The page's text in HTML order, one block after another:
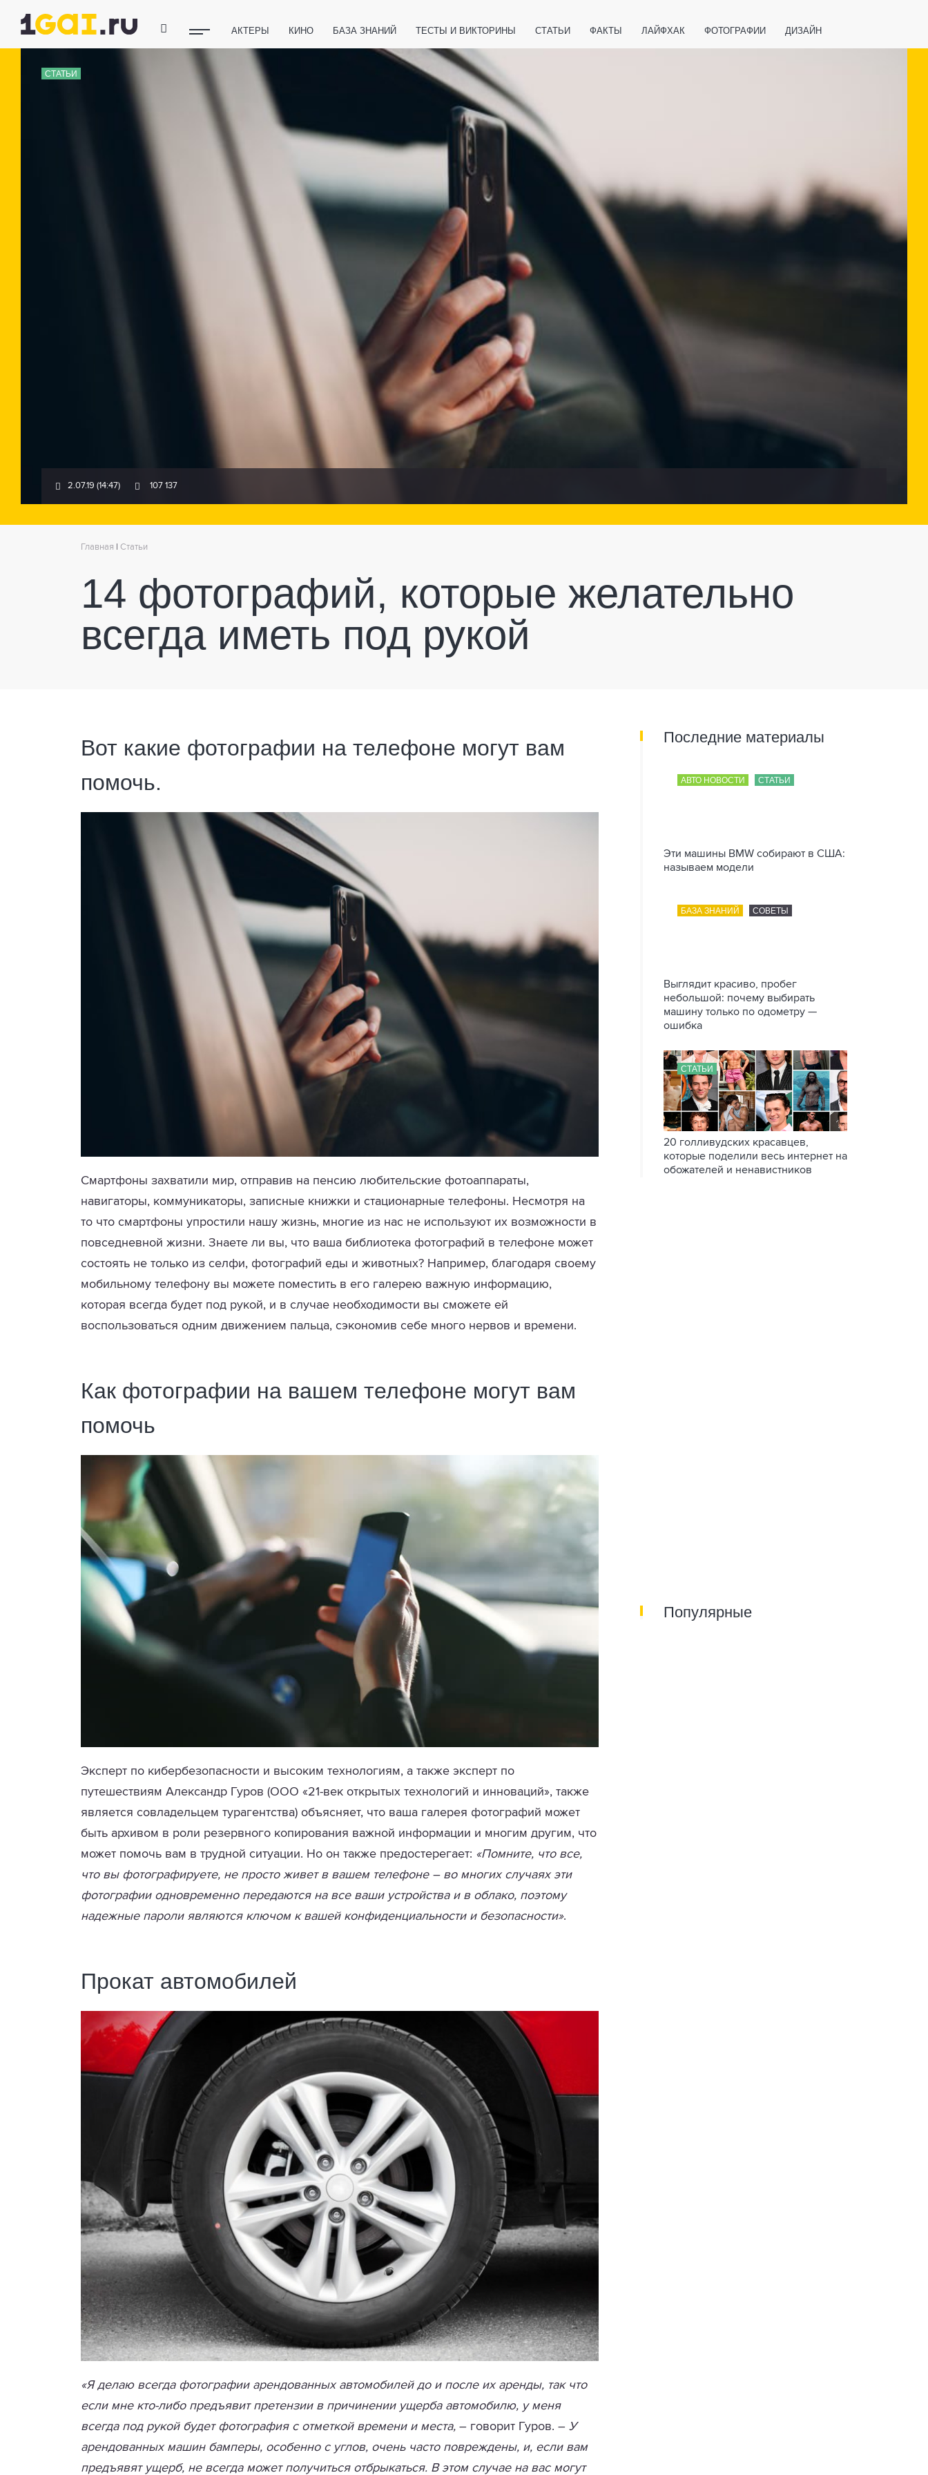
АКТЕРЫ КИНО БАЗА ЗНАНИЙ ТЕСТЫ И ВИКТОРИНЫ СТАТЬИ ФАКТЫ ЛАЙФХАК ФОТОГРАФИИ ДИЗАЙН
ПОЛЕЗНЫЕ СОВЕТЫ ЖИВОТНЫЕ ПОЛЕЗНО ЗНАТЬ
ФИТНЕС
СТАТЬИ
2.07.19 (14:47) 107 137
Главная Статьи
14 фотографий, которые желательно
всегда иметь под рукой
Вот какие фотографии на телефоне могут вам
помочь.
Смартфоны захватили мир, отправив на пенсию любительские фотоаппараты,
навигаторы, коммуникаторы, записные книжки и стационарные телефоны. Несмотря на
то что смартфоны упростили нашу жизнь, многие из нас не используют их возможности в
повседневной жизни. Знаете ли вы, что ваша библиотека фотографий в телефоне может
состоять не только из селфи, фотографий еды и животных? Например, благодаря своему
мобильному телефону вы можете поместить в его галерею важную информацию,
которая всегда будет под рукой, и в случае необходимости вы сможете ей
воспользоваться одним движением пальца, сэкономив себе много нервов и времени.
Как фотографии на вашем телефоне могут вам
помочь
Эксперт по кибербезопасности и высоким технологиям, а также эксперт по
путешествиям Александр Гуров (ООО «21-век открытых технологий и инноваций», также
является совладельцем турагентства) объясняет, что ваша галерея фотографий может
быть архивом в роли резервного копирования важной информации и многим другим, что
может помочь вам в трудной ситуации. Но он также предостерегает: «Помните, что все,
что вы фотографируете, не просто живет в вашем телефоне – во многих случаях эти
фотографии одновременно передаются на все ваши устройства и в облако, поэтому
надежные пароли являются ключом к вашей конфиденциальности и безопасности».
Прокат автомобилей
«Я делаю всегда фотографии арендованных автомобилей до и после их аренды, так что
если мне кто-либо предъявит претензии в причинении ущерба автомобилю, у меня
всегда под рукой будет фотография с отметкой времени и места, – говорит Гуров. – У
арендованных машин бамперы, особенно с углов, очень часто повреждены, и, если вам
предъявят ущерб, не всегда может получиться отбрыкаться. В этом случае на вас могут
Последние материалы
АВТО НОВОСТИ СТАТЬИ
Эти машины BMW собирают в США:
называем модели
БАЗА ЗНАНИЙ СОВЕТЫ
Выглядит красиво, пробег
небольшой: почему выбирать
машину только по одометру —
ошибка
СТАТЬИ
20 голливудских красавцев,
которые поделили весь интернет на
обожателей и ненавистников
Популярные